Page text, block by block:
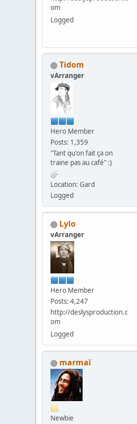
om
Logged
Tidom
vArranger
Hero Member
Posts: 1,359
"Tant qu'on fait ça on
traine pas au café" :)
Location: Gard
Logged
Lylo
vArranger
Hero Member
Posts: 4,247
http://deslysproduction.c
om
Logged
marmaï
Newbie